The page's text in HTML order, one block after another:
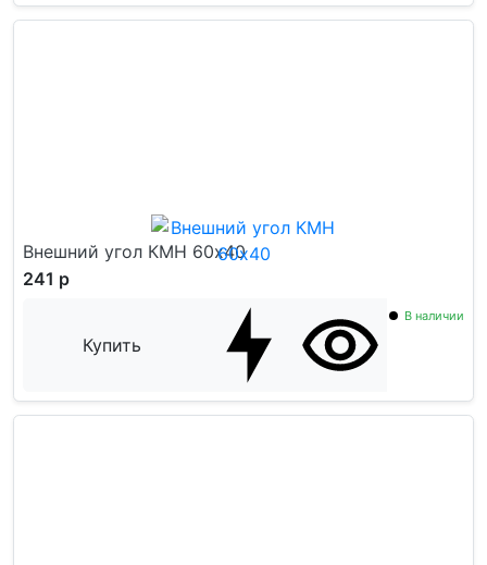
Внешний угол КМН 60х40
241 р
Купить
В наличии